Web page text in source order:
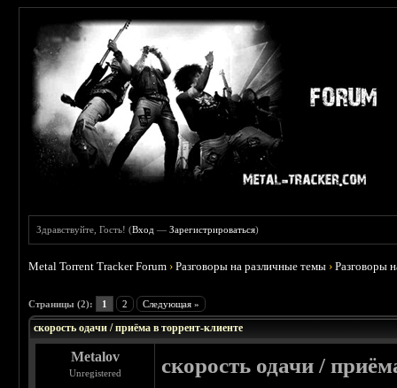
Здравствуйте, Гость! (Вход —Зарегистрироваться)
Metal Torrent Tracker Forum ›Разговоры на различные темы ›Разговоры
Страницы (2): 1 2 Следующая »
скорость одачи / приёма в торрент-клиенте
Metalov
Unregistered скорость одачи /